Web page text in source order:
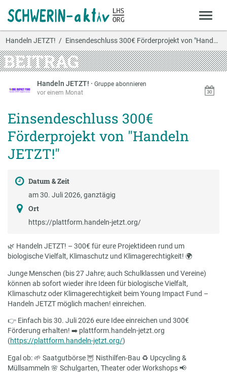
Handeln JETZT! Einsendeschluss 300€ Förderprojekt von "Handeln J…
BEITRAG
Handeln JETZT! ·Gruppe abonnieren
vor einem Monat
Einsendeschluss 300€
Förderprojekt von "Handeln
JETZT!"
Datum & Zeit
am 30. Juli 2026, ganztägig
Ort
https://plattform.handeln-jetzt.org/
🌿 Handeln JETZT! – 300€ für eure Projektideen rund um
biologische Vielfalt, Klimaschutz und Klimagerechtigkeit! 🌍
Junge Menschen (bis 27 Jahre; auch Schulklassen und Vereine)
können ab sofort wieder ihre Ideen für biologische Vielfalt,
Klimaschutz oder Klimagerechtigkeit beim Young Impact Fund –
Handeln JETZT möglich machen! einreichen.
👉 Einfach bis 30. Juli 2026 eure Idee einreichen und 300€
Förderung erhalten! ➡️ plattform.handeln-jetzt.org
(https://plattform.handeln-jetzt.org/)
Egal ob: 🌱 Saatgutbörse 🦉 Nisthilfen-Bau ♻️ Upcycling &
Müllsammeln 🌸 Schulgarten, Theater oder Workshops 📢